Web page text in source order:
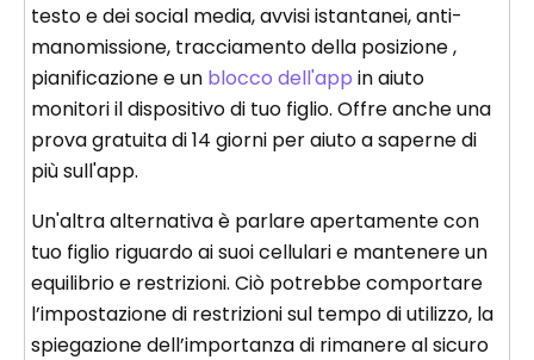
testo e dei social media, avvisi istantanei, anti-
manomissione, tracciamento della posizione ,
pianificazione e un blocco dell'app in aiuto
monitori il dispositivo di tuo figlio. Offre anche una
prova gratuita di 14 giorni per aiuto a saperne di
più sull'app.
Un'altra alternativa è parlare apertamente con
tuo figlio riguardo ai suoi cellulari e mantenere un
equilibrio e restrizioni. Ciò potrebbe comportare
l’impostazione di restrizioni sul tempo di utilizzo, la
spiegazione dell’importanza di rimanere al sicuro